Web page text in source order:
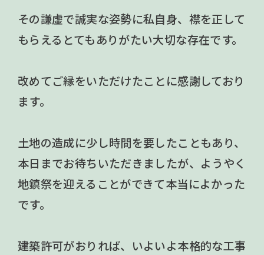
その謙虚で誠実な姿勢に私自身、襟を正して
もらえるとてもありがたい大切な存在です。
改めてご縁をいただけたことに感謝しており
ます。
土地の造成に少し時間を要したこともあり、
本日までお待ちいただきましたが、ようやく
地鎮祭を迎えることができて本当によかった
です。
建築許可がおりれば、いよいよ本格的な工事